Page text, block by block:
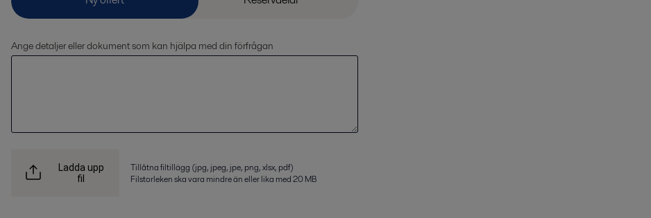
Ange detaljer eller dokument som kan hjälpa med din förfrågan
Ladda upp
fil
Tillåtna filtillägg (jpg, jpeg, jpe, png, xlsx, pdf)
Filstorleken ska vara mindre än eller lika med 20 MB